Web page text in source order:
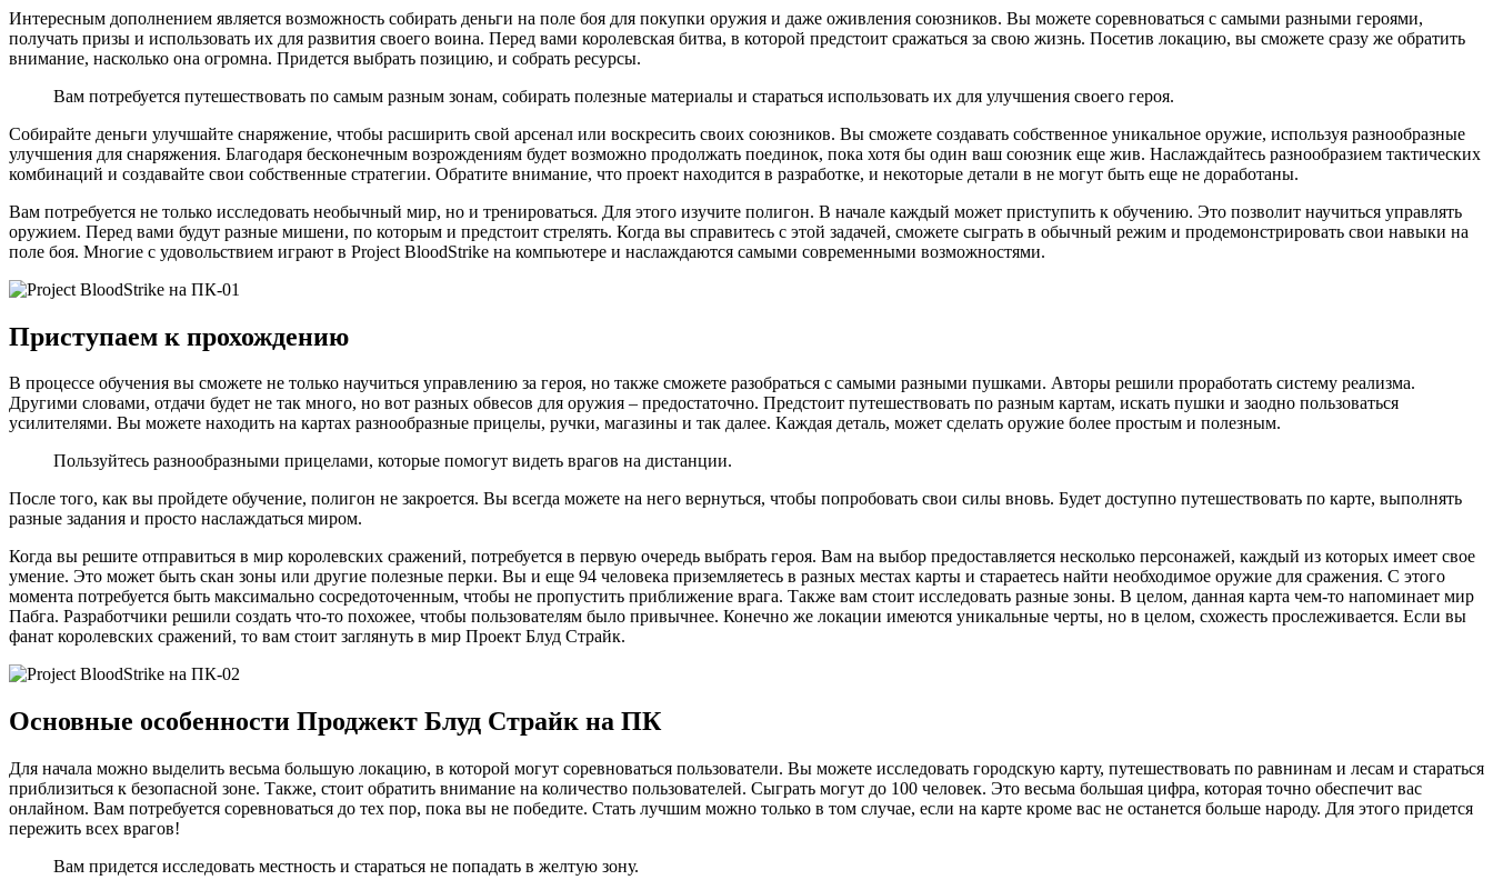
Интересным дополнением является возможность собирать деньги на поле боя для покупки оружия и даже оживления союзников. Вы можете соревноваться с самыми разными героями,
получать призы и использовать их для развития своего воина. Перед вами королевская битва, в которой предстоит сражаться за свою жизнь. Посетив локацию, вы сможете сразу же обратить
внимание, насколько она огромна. Придется выбрать позицию, и собрать ресурсы.
Вам потребуется путешествовать по самым разным зонам, собирать полезные материалы и стараться использовать их для улучшения своего героя.
Собирайте деньги улучшайте снаряжение, чтобы расширить свой арсенал или воскресить своих союзников. Вы сможете создавать собственное уникальное оружие, используя разнообразные
улучшения для снаряжения. Благодаря бесконечным возрождениям будет возможно продолжать поединок, пока хотя бы один ваш союзник еще жив. Наслаждайтесь разнообразием тактических
комбинаций и создавайте свои собственные стратегии. Обратите внимание, что проект находится в разработке, и некоторые детали в не могут быть еще не доработаны.
Вам потребуется не только исследовать необычный мир, но и тренироваться. Для этого изучите полигон. В начале каждый может приступить к обучению. Это позволит научиться управлять
оружием. Перед вами будут разные мишени, по которым и предстоит стрелять. Когда вы справитесь с этой задачей, сможете сыграть в обычный режим и продемонстрировать свои навыки на
поле боя. Многие с удовольствием играют в Project BloodStrike на компьютере и наслаждаются самыми современными возможностями.
Приступаем к прохождению
В процессе обучения вы сможете не только научиться управлению за героя, но также сможете разобраться с самыми разными пушками. Авторы решили проработать систему реализма.
Другими словами, отдачи будет не так много, но вот разных обвесов для оружия – предостаточно. Предстоит путешествовать по разным картам, искать пушки и заодно пользоваться
усилителями. Вы можете находить на картах разнообразные прицелы, ручки, магазины и так далее. Каждая деталь, может сделать оружие более простым и полезным.
Пользуйтесь разнообразными прицелами, которые помогут видеть врагов на дистанции.
После того, как вы пройдете обучение, полигон не закроется. Вы всегда можете на него вернуться, чтобы попробовать свои силы вновь. Будет доступно путешествовать по карте, выполнять
разные задания и просто наслаждаться миром.
Когда вы решите отправиться в мир королевских сражений, потребуется в первую очередь выбрать героя. Вам на выбор предоставляется несколько персонажей, каждый из которых имеет свое
умение. Это может быть скан зоны или другие полезные перки. Вы и еще 94 человека приземляетесь в разных местах карты и стараетесь найти необходимое оружие для сражения. С этого
момента потребуется быть максимально сосредоточенным, чтобы не пропустить приближение врага. Также вам стоит исследовать разные зоны. В целом, данная карта чем-то напоминает мир
Пабга. Разработчики решили создать что-то похожее, чтобы пользователям было привычнее. Конечно же локации имеются уникальные черты, но в целом, схожесть прослеживается. Если вы
фанат королевских сражений, то вам стоит заглянуть в мир Проект Блуд Страйк.
Основные особенности Проджект Блуд Страйк на ПК
Для начала можно выделить весьма большую локацию, в которой могут соревноваться пользователи. Вы можете исследовать городскую карту, путешествовать по равнинам и лесам и стараться
приблизиться к безопасной зоне. Также, стоит обратить внимание на количество пользователей. Сыграть могут до 100 человек. Это весьма большая цифра, которая точно обеспечит вас
онлайном. Вам потребуется соревноваться до тех пор, пока вы не победите. Стать лучшим можно только в том случае, если на карте кроме вас не останется больше народу. Для этого придется
пережить всех врагов!
Вам придется исследовать местность и стараться не попадать в желтую зону.